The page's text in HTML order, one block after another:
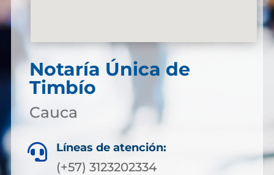
Notaría Única de
Timbío
Cauca
 Líneas de atención:
(+57) 3123202334